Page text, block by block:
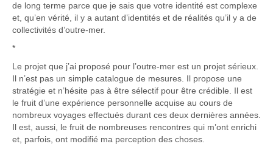
de long terme parce que je sais que votre identité est complexe
et, qu’en vérité, il y a autant d’identités et de réalités qu’il y a de
collectivités d’outre-mer.
*
Le projet que j’ai proposé pour l’outre-mer est un projet sérieux.
Il n’est pas un simple catalogue de mesures. Il propose une
stratégie et n’hésite pas à être sélectif pour être crédible. Il est
le fruit d’une expérience personnelle acquise au cours de
nombreux voyages effectués durant ces deux dernières années.
Il est, aussi, le fruit de nombreuses rencontres qui m’ont enrichi
et, parfois, ont modifié ma perception des choses.